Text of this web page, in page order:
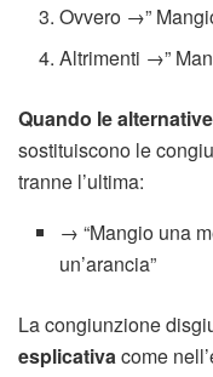
Ovvero →”
Altrimenti →”
Quando le
sostituiscono le
tranne l’ultima:
→ “Mangio una
un’arancia”
La congiunzione
esplicativacome